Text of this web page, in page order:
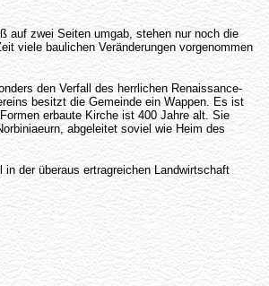
auf zwei Seiten umgab, stehen nur noch die
viele baulichen Veränderungen vorgenommen
den Verfall des herrlichen Renaissance-
besitzt die Gemeinde ein Wappen. Es ist
erbaute Kirche ist 400 Jahre alt. Sie
abgeleitet soviel wie Heim des
der überaus ertragreichen Landwirtschaft